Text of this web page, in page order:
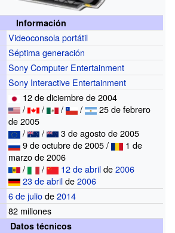
Información
Videoconsola portátil
Séptima generación
Sony Computer Entertainment
Sony Interactive Entertainment
12 de diciembre de 2004
/
/ / /
25 de febrero
de 2005
/
/
3 de agosto de 2005
9 de octubre de 2005 /
1 de
marzo de 2006
/
/ 12 de abrilde2006
23 de abrilde2006
6 de juliode2014
82 millones
Datos técnicos